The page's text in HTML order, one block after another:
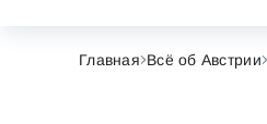
Главная Всё об Австрии